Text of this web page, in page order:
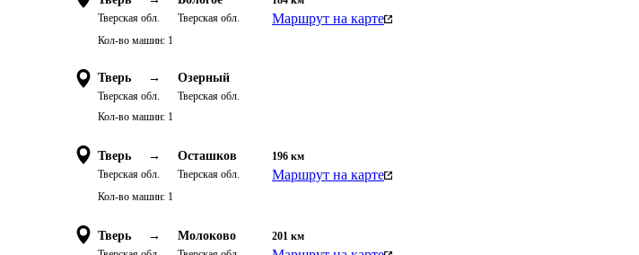
Тверская обл. Тверская обл. Маршрут на карте
Кол-во машин: 1
Тверь →
Тверская обл.
Озерный
Тверская обл.
Кол-во машин: 1
Тверь →
Тверская обл.
Осташков
Тверская обл.
196 км
Маршрут на карте
Кол-во машин: 1
Тверь → Молоково 201 км